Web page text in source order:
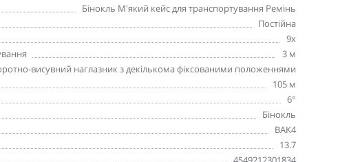
Бінокль М'який кейс для транспортування Ремінь
Постійна
9х
3 м
висувний наглазник з декількома фіксованими положеннями
105 м
6°
Бінокль
BAK4
13.7